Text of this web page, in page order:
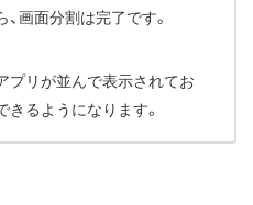
画面分割は完了です。
プリが並んで表示されてお
きるようになります。